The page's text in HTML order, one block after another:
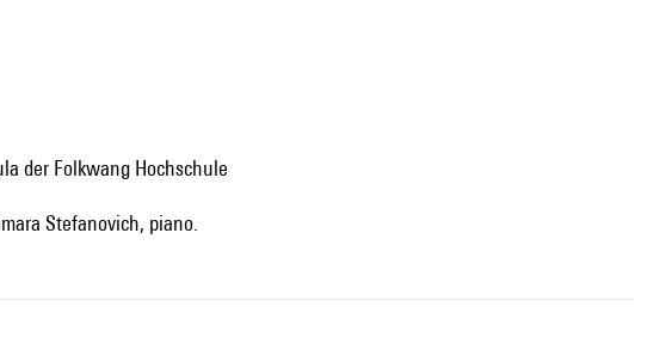
der Folkwang Hochschule
Stefanovich, piano.